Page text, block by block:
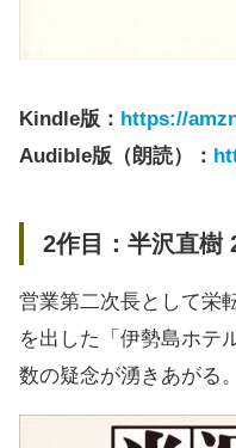
Kindle版： https://
Audible版（朗読）：
2作目：半沢直樹
営業第二次長として栄
を出した「伊勢島ホテ
数の疑念が湧きあがる。